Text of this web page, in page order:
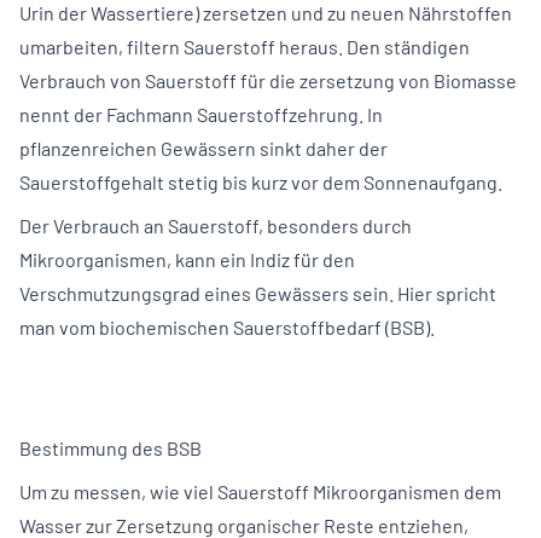
Urin der Wassertiere) zersetzen und zu neuen Nährstoffen
umarbeiten, filtern Sauerstoff heraus. Den ständigen
Verbrauch von Sauerstoff für die zersetzung von Biomasse
nennt der Fachmann Sauerstoffzehrung. In
pflanzenreichen Gewässern sinkt daher der
Sauerstoffgehalt stetig bis kurz vor dem Sonnenaufgang.
Der Verbrauch an Sauerstoff, besonders durch
Mikroorganismen, kann ein Indiz für den
Verschmutzungsgrad eines Gewässers sein. Hier spricht
man vom biochemischen Sauerstoffbedarf (BSB).
Bestimmung des BSB
Um zu messen, wie viel Sauerstoff Mikroorganismen dem
Wasser zur Zersetzung organischer Reste entziehen,